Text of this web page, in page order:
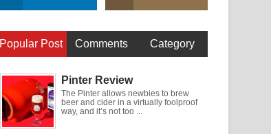
Popular Post Comments Category
Pinter Review
The Pinter allows newbies to brew
beer and cider in a virtually foolproof
way, and it’s not too ...